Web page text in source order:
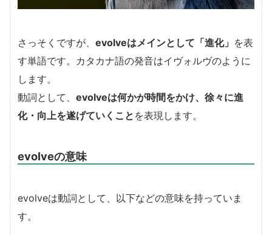
さっそくですが、 evolveはメインとして「進化」 を表
す単語です。カタカナ語の発音はイヴォルヴのように
します。
動詞として、 evolveは何かが時間をかけ、徐々に進
化・向上を遂げていくこと を表現します。
evolveの意味
evolveは動詞として、以下などの意味を持っていま
す。